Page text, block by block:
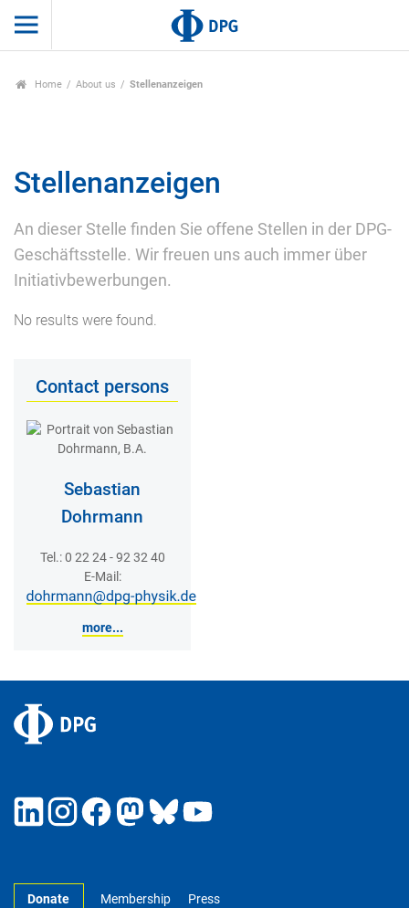
Home About us Stellenanzeigen
Stellenanzeigen
An dieser Stelle finden Sie offene Stellen in der DPG-
Geschäftsstelle. Wir freuen uns auch immer über
Initiativbewerbungen.
No results were found.
Contact persons
Sebastian
Dohrmann
Tel.: 0 22 24 - 92 32 40
E-Mail:
more...
Donate Membership Press